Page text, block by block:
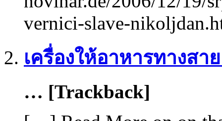
vernici-slave-
เครื่องให้อาหารทางสา
… [Trackback]